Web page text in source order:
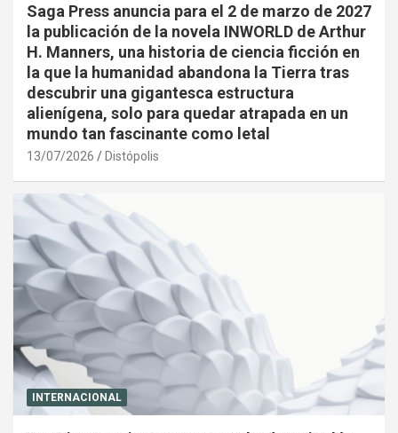
Saga Press anuncia para el 2 de marzo de 2027
la publicación de la novela INWORLD de Arthur
H. Manners, una historia de ciencia ficción en
la que la humanidad abandona la Tierra tras
descubrir una gigantesca estructura
alienígena, solo para quedar atrapada en un
mundo tan fascinante como letal
13/07/2026 Distópolis
INTERNACIONAL